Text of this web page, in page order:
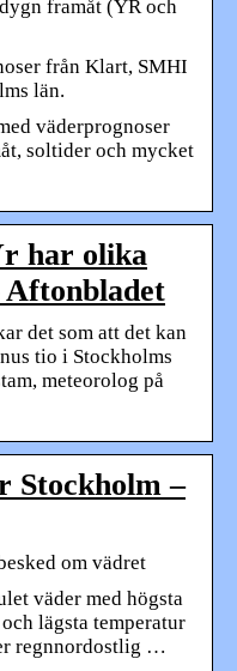
framåt (YR och
från Klart, SMHI
län.
väderprognoser
soltider och mycket
har olika
Aftonbladet
det som att det kan
tio i Stockholms
meteorolog på
Stockholm –
om vädret
väder med högsta
lägsta temperatur
regnnordostlig …